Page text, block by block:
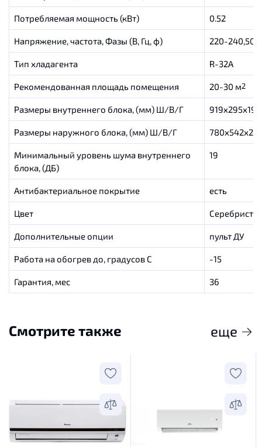
Потребляемая мощность (кВт) 0.52
Напряжение, частота, Фазы (В, Гц, ф) 220-240,50,1
Тип хладагента R-32A
Рекомендованная площадь помещения 20-30 м2
Размеры внутреннего блока, (мм) Ш/В/Г 919х295х194
Размеры наружного блока, (мм) Ш/В/Г
Минимальный уровень шума внутреннего
блока, (ДБ)
19
Антибактериальное покрытие есть
Цвет
Дополнительные опции пульт ДУ
Работа на обогрев до, градусов C -15
Гарантия, мес 36
Смотрите также еще